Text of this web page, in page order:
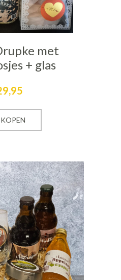
met
+ glas